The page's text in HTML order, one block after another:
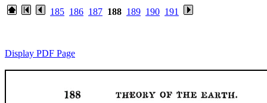
185 186 187 188 189 190 191
Display PDF Page